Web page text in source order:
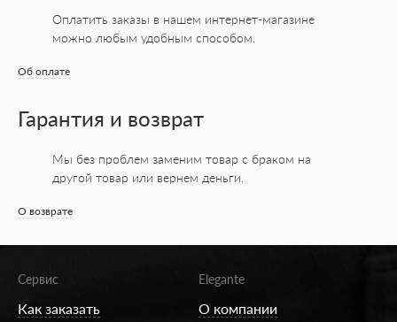
Оплатить заказы в нашем интернет-магазине
можно любым удобным способом.
Об оплате
Гарантия и возврат
Мы без проблем заменим товар с браком на
другой товар или вернем деньги.
О возврате
Сервис
Как заказать
Elegante
О компании